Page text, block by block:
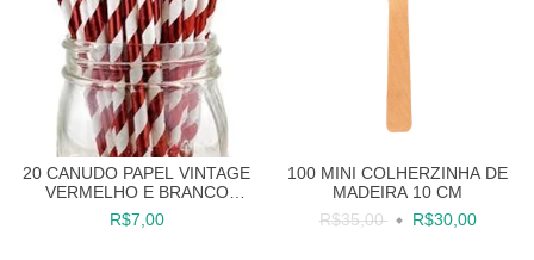
20 CANUDO PAPEL VINTAGE
VERMELHO E BRANCO
LISTRADO METALIZADO
R$7,00
100 MINI COLHERZINHA DE
MADEIRA 10 CM
R$35,00
R$30,00